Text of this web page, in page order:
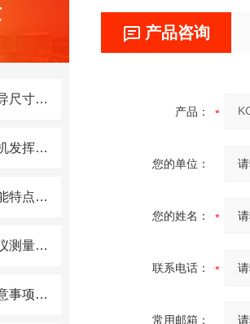
三坐标测量仪温度场分布诱导尺寸偏差产生机理与补偿原理
做好以下要点能让自动螺丝机发挥出理想功效
二次元测量仪各组成部件功能特点的详细介绍
这些会影响二次元影像测量仪测量速度的因素您知道吗？
焊锡机的正确操作步骤及注意事项分享
产品咨询
产品：
您的单位：
您的姓名：
联系电话：
常用邮箱：